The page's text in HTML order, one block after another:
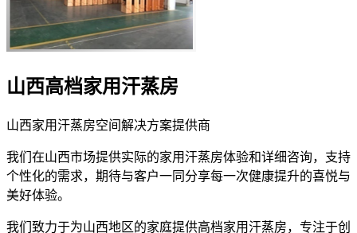
山西高档家用汗蒸房
山西家用汗蒸房空间解决方案提供商
我们在山西市场提供实际的家用汗蒸房体验和详细咨询，支持
个性化的需求，期待与客户一同分享每一次健康提升的喜悦与
美好体验。
我们致力于为山西地区的家庭提供高档家用汗蒸房，专注于创